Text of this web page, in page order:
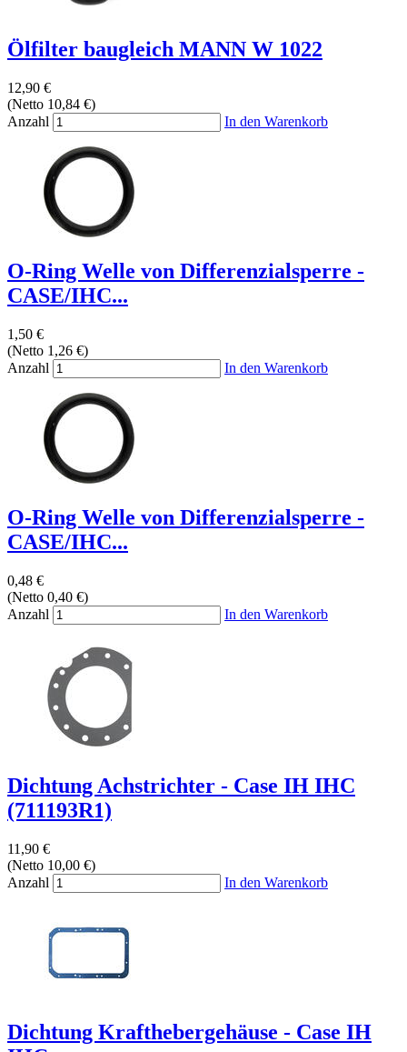
Ölfilter baugleich MANN W 1022
12,90 €
(Netto 10,84 €)
Anzahl
In den Warenkorb
O-Ring Welle von Differenzialsperre -
CASE/IHC...
1,50 €
(Netto 1,26 €)
Anzahl
In den Warenkorb
O-Ring Welle von Differenzialsperre -
CASE/IHC...
0,48 €
(Netto 0,40 €)
Anzahl
In den Warenkorb
Dichtung Achstrichter - Case IH IHC
(711193R1)
11,90 €
(Netto 10,00 €)
Anzahl
In den Warenkorb
Dichtung Krafthebergehäuse - Case IH